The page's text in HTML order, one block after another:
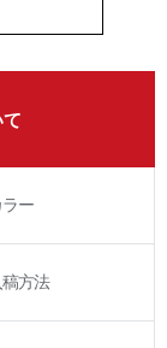
ー
方法